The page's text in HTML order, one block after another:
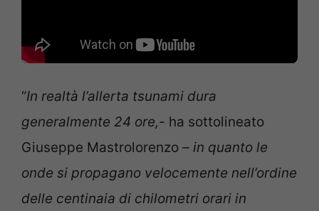
“In realtà l’allerta tsunami dura
generalmente 24 ore,- ha sottolineato
Giuseppe Mastrolorenzo – in quanto le
onde si propagano velocemente nell’ordine
delle centinaia di chilometri orari in